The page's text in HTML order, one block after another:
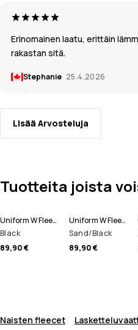
Erinomainen laatu, erittäin
rakastan sitä.
Stephanie 25.4.2026
Lisää Arvosteluja
Tuotteita joista
Uniform W Fleecehuppari Naiset
Black
89,90 €
Uniform W Fleecehuppari Naiset
Sand/Black
89,90 €
Naisten fleecet